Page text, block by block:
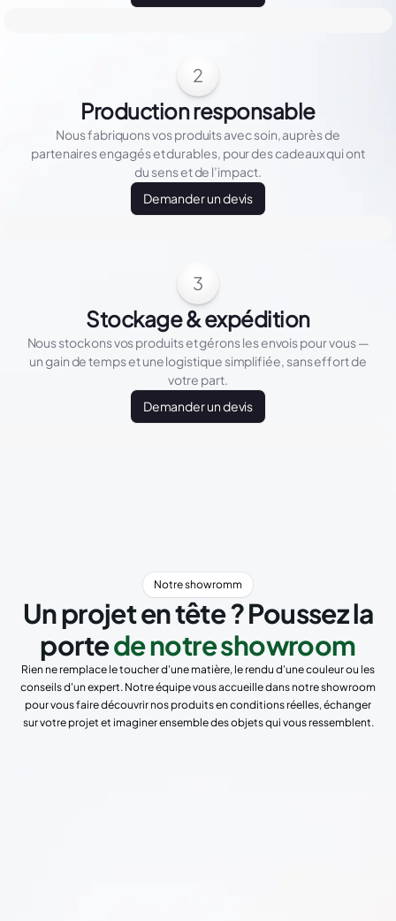
2
Production responsable
Nous fabriquons vos produits avec soin, auprès de
partenaires engagés et durables, pour des cadeaux qui ont
du sens et de l’impact.
Demander un devis
3
Stockage & expédition
Nous stockons vos produits et gérons les envois pour vous —
un gain de temps et une logistique simplifiée, sans effort de
votre part.
Demander un devis
Notre showromm
Un projet en tête ? Poussez la
portede notre showroom
Rien ne remplace le toucher d'une matière, le rendu d'une couleur ou les
conseils d'un expert. Notre équipe vous accueille dans notre showroom
pour vous faire découvrir nos produits en conditions réelles, échanger
sur votre projet et imaginer ensemble des objets qui vous ressemblent.